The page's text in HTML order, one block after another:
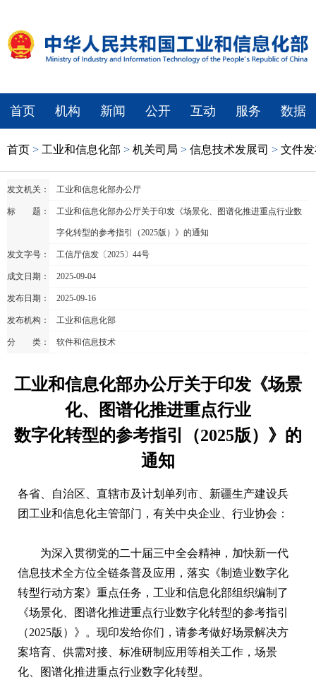
首页 机构 新闻 公开 互动 服务 数据
首页 > 工业和信息化部 > 机关司局 > 信息技术发展司 > 文件
发文机关： 工业和信息化部办公厅
标 题： 工业和信息化部办公厅关于印发《场景化、图谱化推进重点行业数
字化转型的参考指引（2025版）》的通知
发文字号： 工信厅信发〔2025〕44号
成文日期： 2025-09-04
发布日期： 2025-09-16
发布机构： 工业和信息化部
分 类： 软件和信息技术
工业和信息化部办公厅关于印发《场景
化、图谱化推进重点行业
数字化转型的参考指引（2025版）》的
通知
各省、自治区、直辖市及计划单列市、新疆生产建设兵
团工业和信息化主管部门，有关中央企业、行业协会：
为深入贯彻党的二十届三中全会精神，加快新一代
信息技术全方位全链条普及应用，落实《制造业数字化
转型行动方案》重点任务，工业和信息化部组织编制了
《场景化、图谱化推进重点行业数字化转型的参考指引
（2025版）》。现印发给你们，请参考做好场景解决方
案培育、供需对接、标准研制应用等相关工作，场景
化、图谱化推进重点行业数字化转型。